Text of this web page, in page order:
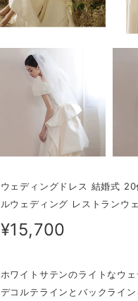
ウェディングドレス 結婚式
ルウェディング レストランウ
¥15,700
ホワイトサテンのライトなウェ
デコルテラインとバックライ